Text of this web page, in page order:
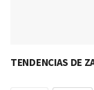
TENDENCIAS DE